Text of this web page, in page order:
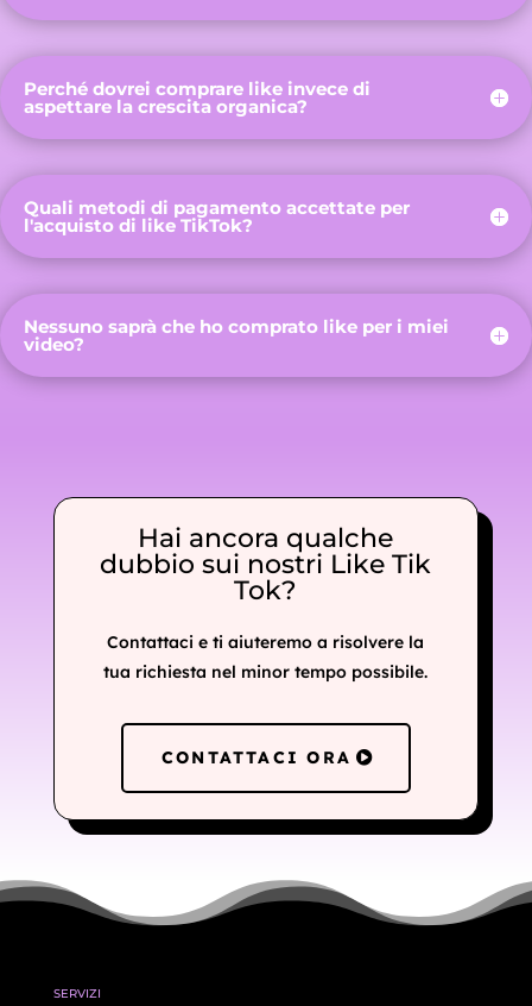
Perché dovrei comprare like invece di
aspettare la crescita organica?
Quali metodi di pagamento accettate per
l'acquisto di like TikTok?
Nessuno saprà che ho comprato like per i miei
video?
Hai ancora qualche
dubbio sui nostri Like Tik
Tok?
Contattaci e ti aiuteremo a risolvere la
tua richiesta nel minor tempo possibile.
CONTATTACI ORA
SERVIZI